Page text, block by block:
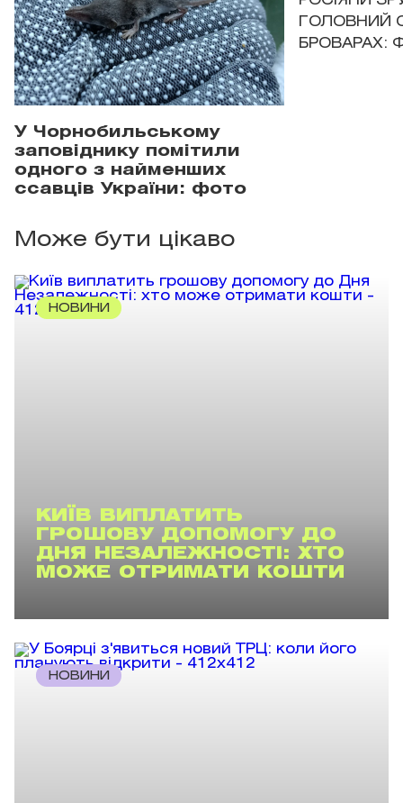
У Чорнобильському
заповіднику помітили
одного з найменших
ссавців України: фото
ГОЛОВНИЙ
БРОВАРАХ:
Може бути цікаво
НОВИНИ
КИЇВ ВИПЛАТИТЬ
ГРОШОВУ ДОПОМОГУ ДО
ДНЯ НЕЗАЛЕЖНОСТІ: ХТО
МОЖЕ ОТРИМАТИ КОШТИ
НОВИНИ